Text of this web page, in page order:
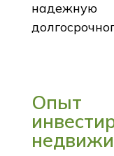
надежную